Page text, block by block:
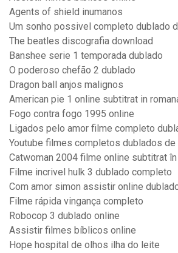
Agents of shield inumanos
Um sonho possivel completo dublado
The beatles discografia download
Banshee serie 1 temporada dublado
O poderoso chefão 2 dublado
Dragon ball anjos malignos
American pie 1 online subtitrat in
Fogo contra fogo 1995 online
Ligados pelo amor filme completo
Youtube filmes completos dublados de
Catwoman 2004 filme online subtitrat în
Filme incrivel hulk 3 dublado completo
Com amor simon assistir online
Filme rápida vingança completo
Robocop 3 dublado online
Assistir filmes bíblicos online
Hope hospital de olhos ilha do leite